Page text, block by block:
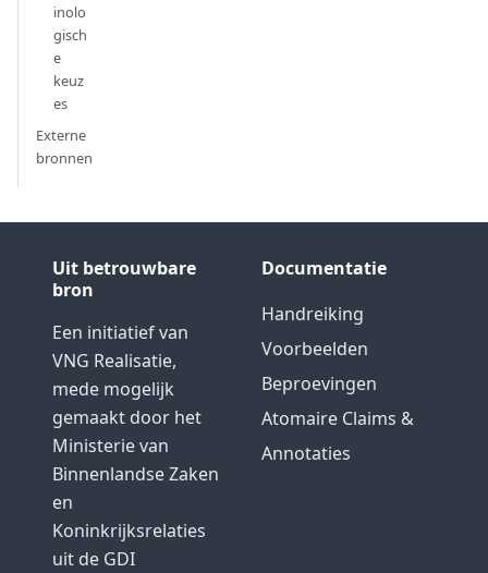
inolo
gisch
e
keuz
es
Externe
bronnen
Uit betrouwbare
bron
Een initiatief van
VNG Realisatie,
mede mogelijk
gemaakt door het
Ministerie van
Binnenlandse Zaken
en
Koninkrijksrelaties
uit de GDI
Documentatie
Handreiking
Voorbeelden
Beproevingen
Atomaire Claims &
Annotaties